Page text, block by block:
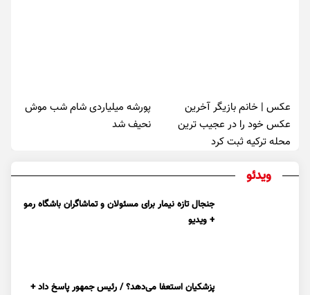
عکس | خانم بازیگر آخرین
عکس خود را در عجیب ترین
محله ترکیه ثبت کرد
پورشه میلیاردی شام شب موش‌
نحیف شد
ویدئو
جنجال تازه نیمار برای مسئولان و تماشاگران باشگاه رمو
+ ویدیو
پزشکیان استعفا می‌دهد؟ / رئیس جمهور پاسخ داد +